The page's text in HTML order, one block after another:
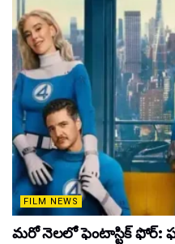
FILM NEWS
మరో నెలలో ఫెంటాస్టిక్ ఫోర్: